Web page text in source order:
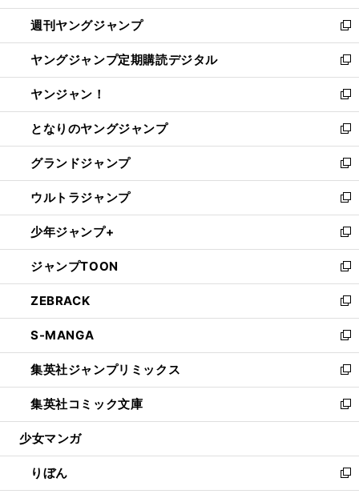
開
く
ウ
で
開
く
ン
ド
ウ
で
開
く
ウ
ィ
ン
ド
ウ
で
開
く
週刊ヤングジャンプ
新
し
い
ウ
ィ
ン
ド
ウ
で
開
く
ヤングジャンプ定期購読デジタル
新
し
い
ウ
ィ
ン
ド
ウ
で
開
く
ヤンジャン！
新
し
い
ウ
ィ
ン
ド
ウ
で
開
く
となりのヤングジャンプ
新
し
い
ウ
ィ
ン
ド
ウ
で
開
く
グランドジャンプ
新
し
い
ウ
ィ
ン
ド
ウ
で
開
く
ウルトラジャンプ
新
し
い
ウ
ィ
ン
ド
ウ
で
開
く
少年ジャンプ+
新
し
い
ウ
ィ
ン
ド
ウ
で
開
く
ジャンプTOON
新
し
い
ウ
ィ
ン
ド
ウ
で
開
ZEBRACK
新
し
い
ウ
ィ
ン
ド
ウ
開
く
S-MANGA
新
し
い
ウ
ィ
ン
ウ
で
開
集英社ジャンプリミックス
新
し
い
ウ
ン
ド
ウ
集英社コミック文庫
新
し
ウ
ィ
ン
少女マンガ
りぼん
新
し